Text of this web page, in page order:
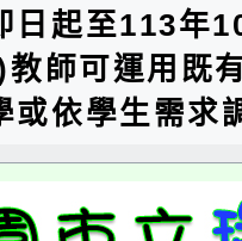
日起至113年
師可運用既
或依學生需求